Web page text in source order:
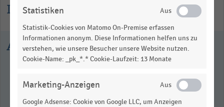
Informationen zur Statistik
Ausgewählte Statistiken
Statistiken
Statistik-Cookies von Matomo On-Premise erfassen
Informationen anonym. Diese Informationen helfen uns zu
verstehen, wie unsere Besucher unsere Website nutzen.
Cookie-Name: _pk_*.* Cookie-Laufzeit: 13 Monate
Marketing-Anzeigen
Google Adsense: Cookie von Google LLC, um Anzeigen